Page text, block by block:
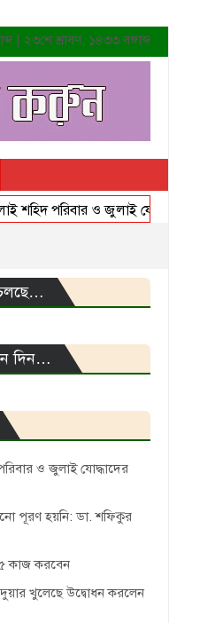
| ২৩শে শ্রাবণ, ১৪৩৩ বঙ্গাব্দ
পরিবার ও জুলাই যোদ্ধাদের সংবর্ধনা
দিন…
ও জুলাই যোদ্ধাদের
পূরণ হয়নি: ডা. শফিকুর
কাজ করবেন
খুলেছে উদ্বোধন করলেন